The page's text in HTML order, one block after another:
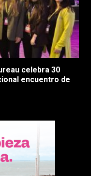
celebra 30
encuentro de